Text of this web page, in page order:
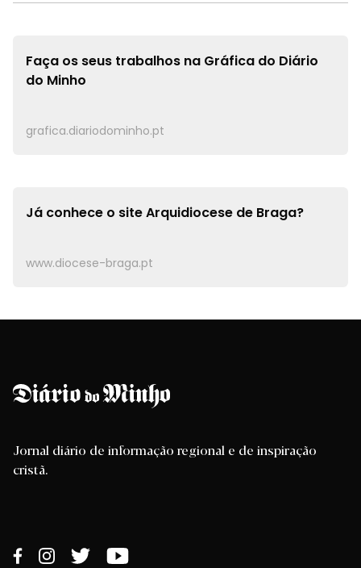
Faça os seus trabalhos na Gráfica do Diário
do Minho
grafica.diariodominho.pt
Já conhece o siteArquidiocese de Braga?
www.diocese-braga.pt
Jornal diário de informação regional e de inspiração
cristã.